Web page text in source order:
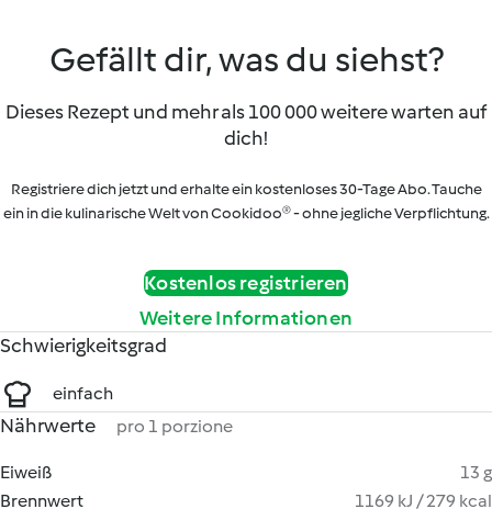
Gefällt dir, was du siehst?
Dieses Rezept und mehr als 100 000 weitere warten auf
dich!
Registriere dich jetzt und erhalte ein kostenloses 30-Tage Abo. Tauche
ein in die kulinarische Welt von Cookidoo® - ohne jegliche Verpflichtung.
Kostenlos registrieren
Weitere Informationen
Schwierigkeitsgrad
einfach
Nährwerte pro 1 porzione
Eiweiß
13 g
Brennwert
1169 kJ / 279 kcal